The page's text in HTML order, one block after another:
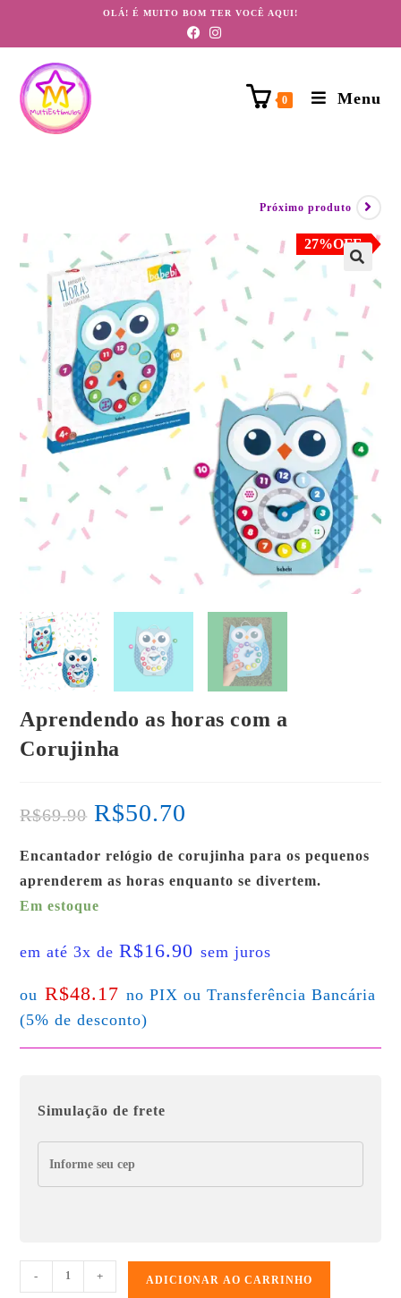
OLÁ! É MUITO BOM TER VOCÊ AQUI!
0 Menu
Próximo produto
🔍
27%OFF
Aprendendo as horas com a
Corujinha
R$69.90 R$50.70
Encantador relógio de corujinha para os pequenos
aprenderem as horas enquanto se divertem.
Em estoque
em até 3x deR$16.90 sem juros
ou R$48.17 no PIX ou Transferência Bancária
(5% de desconto)
Simulação de frete
- + ADICIONAR AO CARRINHO